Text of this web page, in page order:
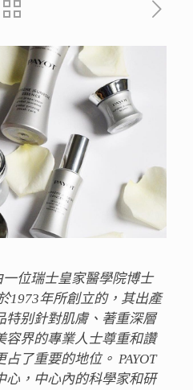
一位瑞士皇家醫學院博士
1973年所創立的，其出產
特别針對肌膚、著重深層
容界的專業人士尊重和讚
了重要的地位。 PAYOT
心，中心內的科學家和研